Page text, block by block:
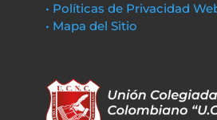
• Políticas de Privacidad
• Mapa del Sitio